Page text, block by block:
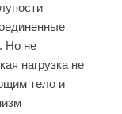
Но не
нагрузка не
тело и